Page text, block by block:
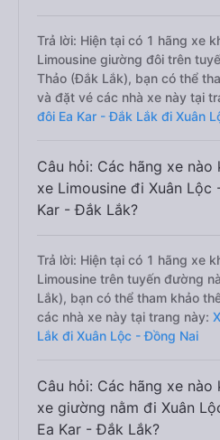
Trả lời: Hiện tại có 1 hãng xe
Limousine giường đôi trên
Thảo (Đắk Lắk), bạn có thể
và đặt vé các nhà xe này tại
đôi Ea Kar - Đắk Lắk đi Xuân
Câu hỏi: Các hãng xe nào
xe Limousine đi Xuân
Kar - Đắk Lắk?
Trả lời: Hiện tại có 1 hãng xe
Limousine trên tuyến đường
Lắk), bạn có thể tham khảo
các nhà xe này tại trang này:
Lắk đi Xuân Lộc - Đồng Nai
Câu hỏi: Các hãng xe nào
xe giường nằm đi Xuân
Ea Kar - Đắk Lắk?